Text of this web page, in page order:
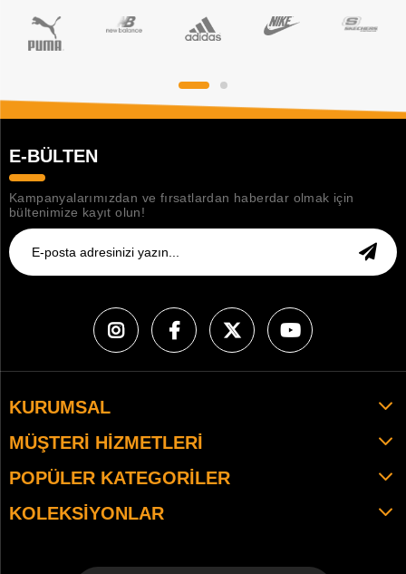
E-BÜLTEN
Kampanyalarımızdan ve fırsatlardan haberdar olmak için
bültenimize kayıt olun!
KURUMSAL
MÜŞTERI HIZMETLERI
POPÜLER KATEGORILER
KOLEKSIYONLAR